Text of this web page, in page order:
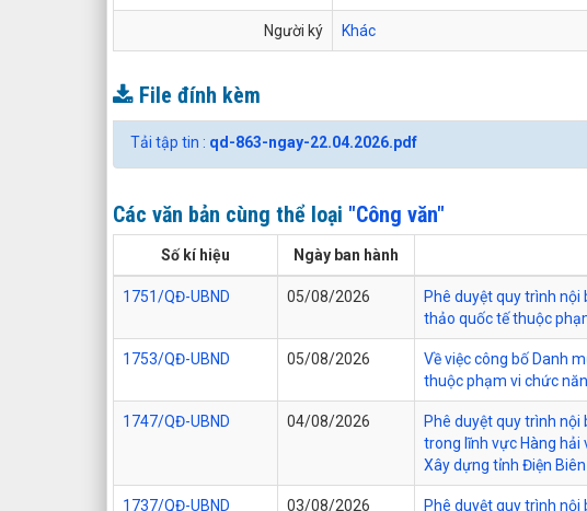
Người ký Khác
File đính kèm
Tải tập tin : qd-863-ngay-22.04.2026.pdf
Các văn bản cùng thể loại "Công văn"
Số kí hiệu Ngày ban hành
1751/QĐ-UBND 05/08/2026
Phê duyệt quy trình
thảo quốc tế thuộc
1753/QĐ-UBND 05/08/2026
Về việc công bố Danh
thuộc phạm vi chức
1747/QĐ-UBND 04/08/2026
Phê duyệt quy trình
trong lĩnh vực Hàng hải
Xây dựng tỉnh Điện Biên
1737/QĐ-UBND 03/08/2026
Phê duyệt quy trình